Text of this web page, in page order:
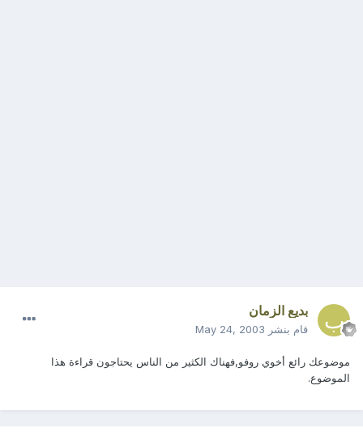
بديع الزمان
قام بنشر May 24, 2003
موضوعك رائع أخوي روفو,فهناك الكثير من الناس يحتاجون قراءة هذا
الموضوع.